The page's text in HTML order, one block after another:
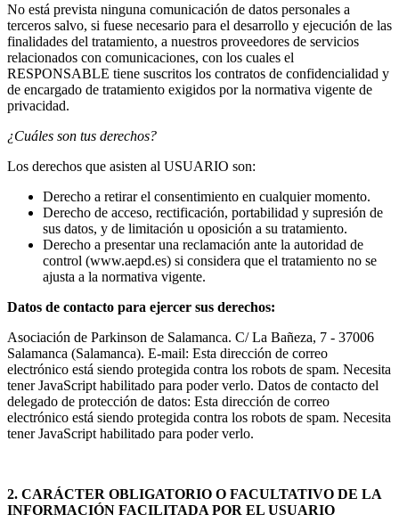
No está prevista ninguna comunicación de datos personales a
terceros salvo, si fuese necesario para el desarrollo y ejecución de las
finalidades del tratamiento, a nuestros proveedores de servicios
relacionados con comunicaciones, con los cuales el
RESPONSABLE tiene suscritos los contratos de confidencialidad y
de encargado de tratamiento exigidos por la normativa vigente de
privacidad.
¿Cuáles son tus derechos?
Los derechos que asisten al USUARIO son:
Derecho a retirar el consentimiento en cualquier momento.
Derecho de acceso, rectificación, portabilidad y supresión de
sus datos, y de limitación u oposición a su tratamiento.
Derecho a presentar una reclamación ante la autoridad de
control (www.aepd.es) si considera que el tratamiento no se
ajusta a la normativa vigente.
Datos de contacto para ejercer sus derechos:
Asociación de Parkinson de Salamanca. C/ La Bañeza, 7 - 37006
Salamanca (Salamanca). E-mail: Esta dirección de correo
electrónico está siendo protegida contra los robots de spam. Necesita
tener JavaScript habilitado para poder verlo. Datos de contacto del
delegado de protección de datos: Esta dirección de correo
electrónico está siendo protegida contra los robots de spam. Necesita
tener JavaScript habilitado para poder verlo.
2. CARÁCTER OBLIGATORIO O FACULTATIVO DE LA
INFORMACIÓN FACILITADA POR EL USUARIO